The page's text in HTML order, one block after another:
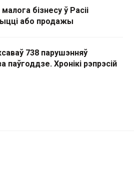
бізнесу ў Расіі
або продажы
738 парушэнняў
паўгоддзе. Хронікі рэпрэсій